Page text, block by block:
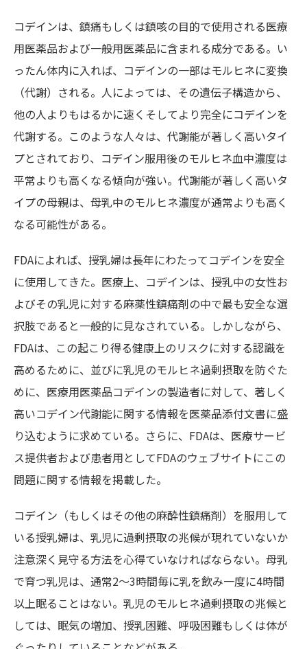
コデインは、鎮痛もしくは鎮咳の目的で使用される医療
用医薬品および一般用医薬品に含まれる成分である。い
ったん体内に入れば、コデインの一部はモルヒネに変換
（代謝）される。人によっては、その遺伝子構造から、
他の人よりもはるかに速くそしてより完全にコデインを
代謝する。このような人々は、代謝能が著しく高いタイ
プとされており、コデイン服用後のモルヒネ血中濃度は
平常よりも高くなる傾向が強い。代謝能が著しく高いタ
イプの母親は、母乳中のモルヒネ濃度が通常よりも高く
なる可能性がある。
FDAによれば、授乳婦は長年にわたってコデインを安全
に使用してきた。医療上、コデインは、授乳中の女性お
よびその乳児に対する麻薬性鎮痛剤の中で最も安全な選
択肢であると一般的に見なされている。しかしながら、
FDAは、この起こり得る健康上のリスクに対する認識を
高めるために、並びに乳児のモルヒネ過剰摂取を防ぐた
めに、医療用医薬品コデインの製造者に対して、著しく
高いコデイン代謝能に関する情報を医薬品添付文書に盛
り込むように求めている。さらに、FDAは、医療サービ
ス提供者および患者用としてFDAのウェブサイトにこの
問題に関する情報を掲載した。
コデイン（もしくはその他の麻酔性鎮痛剤）を服用して
いる授乳婦は、乳児に過剰摂取の兆候が現れていないか
注意深く見守る方法を心得ていなければならない。母乳
で育つ乳児は、通常2～3時間毎に乳を飲み一度に4時間
以上眠ることはない。乳児のモルヒネ過剰摂取の兆候と
しては、眠気の増加、授乳困難、呼吸困難もしくは体が